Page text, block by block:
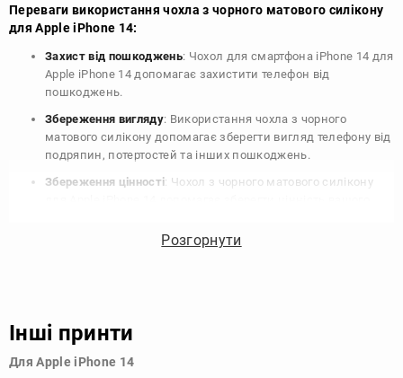
Переваги використання чохла з чорного матового силікону
для Apple iPhone 14:
Захист від пошкоджень: Чохол для смартфона iPhone 14 для
Apple iPhone 14 допомагає захистити телефон від
пошкоджень.
Збереження вигляду: Використання чохла з чорного
матового силікону допомагає зберегти вигляд телефону від
подряпин, потертостей та інших пошкоджень.
Збереження цінності: Чохол з чорного матового силікону
продати свій пристрій в майбутньому.
Узагалі, чохол для телефону - це дуже корисний аксесуар, який
допомагає захистити ваш пристрій, зберегти його цінність і
Розгорнути
Інші принти
Для Apple iPhone 14